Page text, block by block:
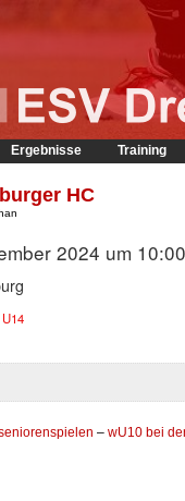
Ergebnisse Training
HC
2024 um
– wU10 bei